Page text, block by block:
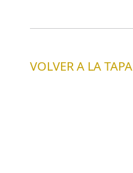
VOLVER A LA TAPA